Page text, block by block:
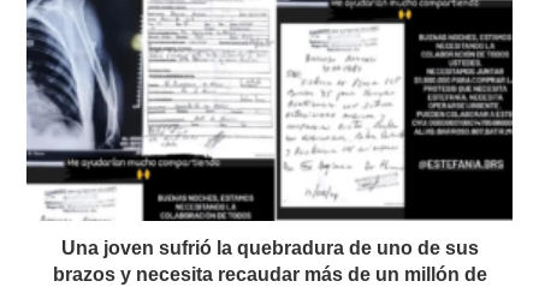
Una joven sufrió la quebradura de uno de sus
brazos y necesita recaudar más de un millón de